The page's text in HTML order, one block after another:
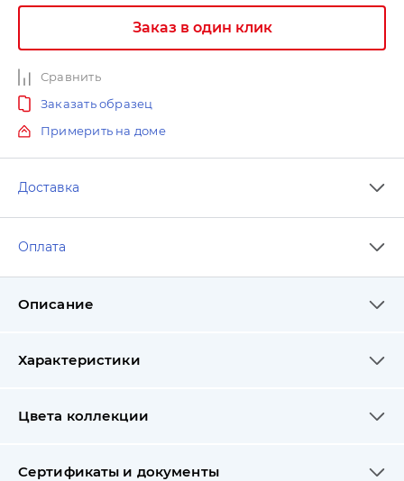
Заказ в один клик
Сравнить
Заказать образец
Примерить на доме
Доставка
Оплата
Описание
Характеристики
Цвета коллекции
Сертификаты и документы